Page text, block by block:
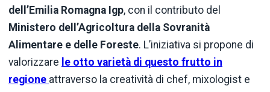
dell’Emilia Romagna Igp, con il contributo del
Ministero dell’Agricoltura della Sovranità
Alimentare e delle Foreste. L’iniziativa si propone di
valorizzare le otto varietà di questo frutto in
regione attraverso la creatività di chef, mixologist e